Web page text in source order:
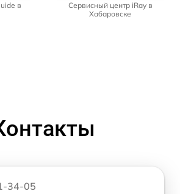
в
Сервисный центр iRay в
Хабаровске
34-05